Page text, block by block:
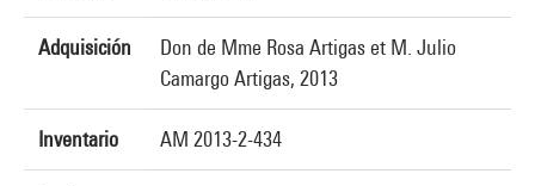
Adquisición
Don de Mme Rosa Artigas et M. Julio
Camargo Artigas, 2013
Inventario AM 2013-2-434